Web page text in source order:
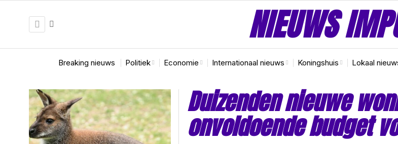
NIEUWS
Breaking nieuws Politiek Economie Internationaal nieuws Koningshuis Lokaal
Duizenden nieuwe
onvoldoende budget